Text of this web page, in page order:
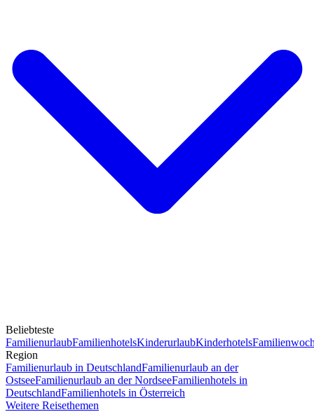
Beliebteste
FamilienurlaubFamilienhotelsKinderurlaubKinderhotels
Region
Familienurlaub in DeutschlandFamilienurlaub an der
OstseeFamilienurlaub an der NordseeFamilienhotels in
DeutschlandFamilienhotels in Österreich
Weitere Reisethemen